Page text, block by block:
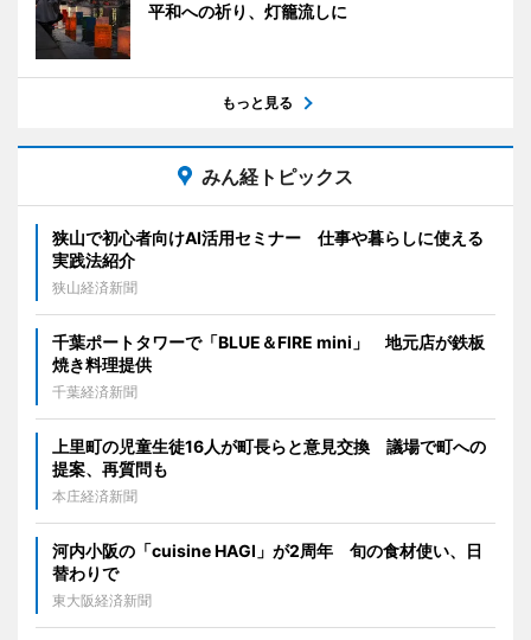
平和への祈り、灯籠流しに
もっと見る
みん経トピックス
狭山で初心者向けAI活用セミナー 仕事や暮らしに使える
実践法紹介
狭山経済新聞
千葉ポートタワーで「BLUE＆FIRE mini」 地元店が鉄板
焼き料理提供
千葉経済新聞
上里町の児童生徒16人が町長らと意見交換 議場で町への
提案、再質問も
本庄経済新聞
河内小阪の「cuisine HAGI」が2周年 旬の食材使い、日
替わりで
東大阪経済新聞